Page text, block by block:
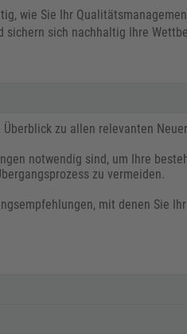
wie Sie Ihr
sichern sich nachhaltig Ihre
zu allen relevanten
notwendig sind, um Ihre
zu vermeiden.
mit denen Sie